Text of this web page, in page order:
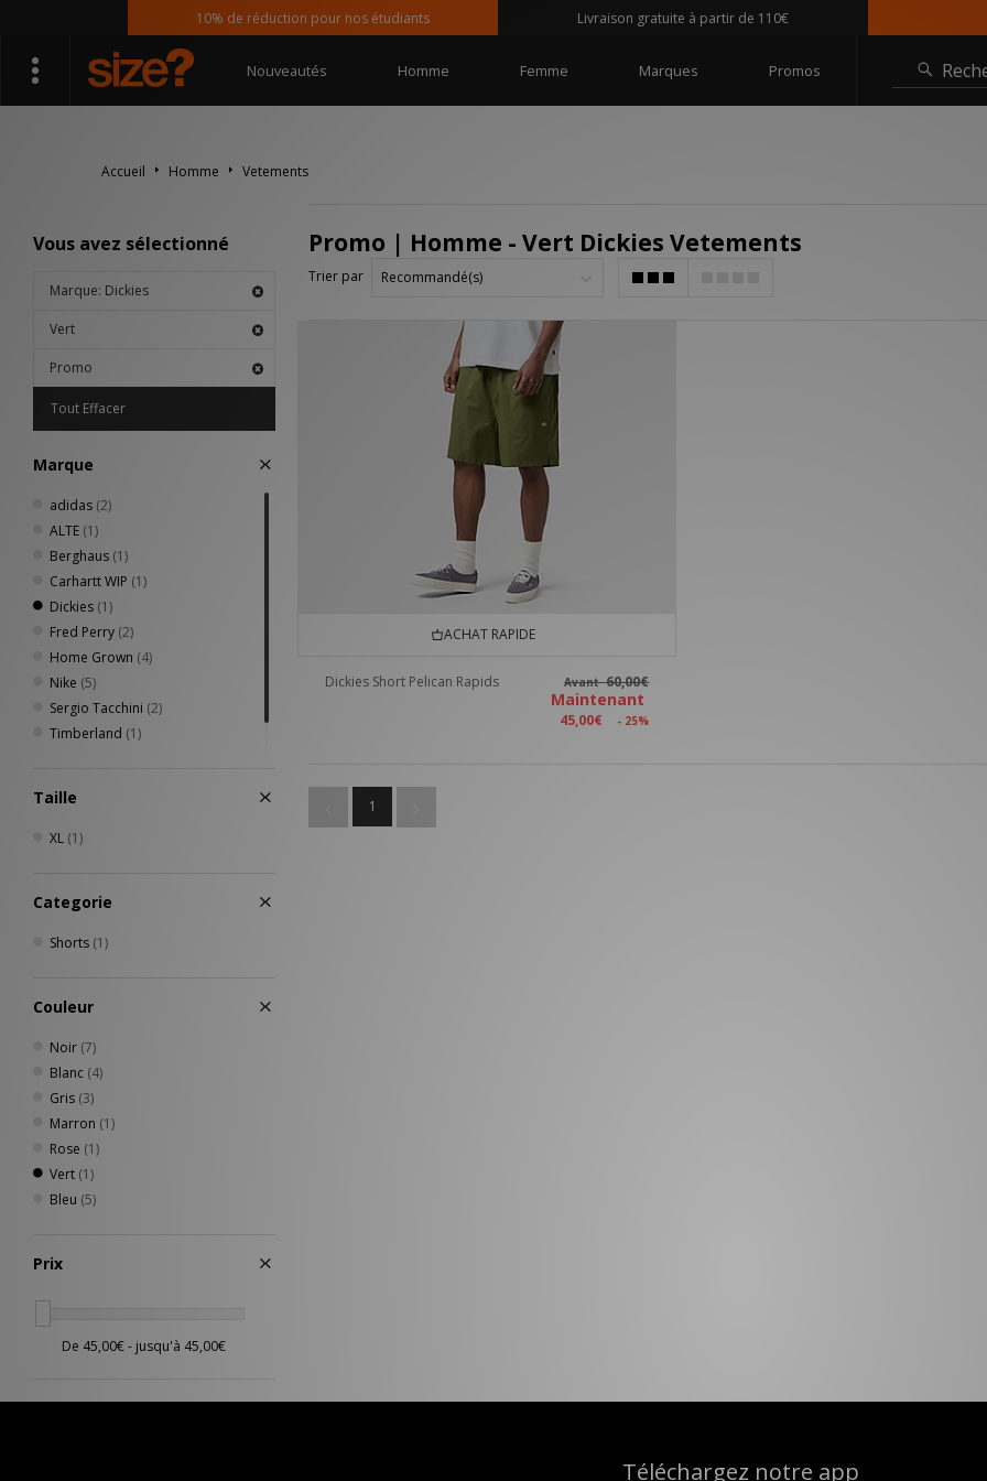
10% de réduction pour nos étudiants Livraison gratuite à partir de 110€
Nouveautés Homme Femme Marques Promos
Accueil Homme Vetements
Vous avez sélectionné
Marque: Dickies
Vert
Promo
Tout Effacer
Marque
adidas (2)
ALTE (1)
Berghaus (1)
Carhartt WIP (1)
Dickies (1)
Fred Perry (2)
Home Grown (4)
Nike (5)
Sergio Tacchini (2)
Timberland (1)
Taille
XL (1)
Categorie
Shorts (1)
Couleur
Noir (7)
Blanc (4)
Gris (3)
Marron (1)
Rose (1)
Vert (1)
Bleu (5)
Prix
Promo | Homme - Vert Dickies Vetements
Trier par
ACHAT RAPIDE
Dickies Short Pelican Rapids Avant60,00€
Maintenant
45,00€ - 25%
1
Téléchargez notre app